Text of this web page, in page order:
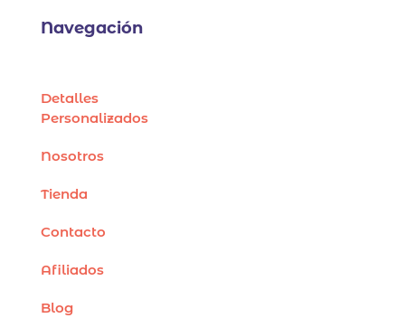
Navegación
Detalles
Personalizados
Nosotros
Tienda
Contacto
Afiliados
Blog